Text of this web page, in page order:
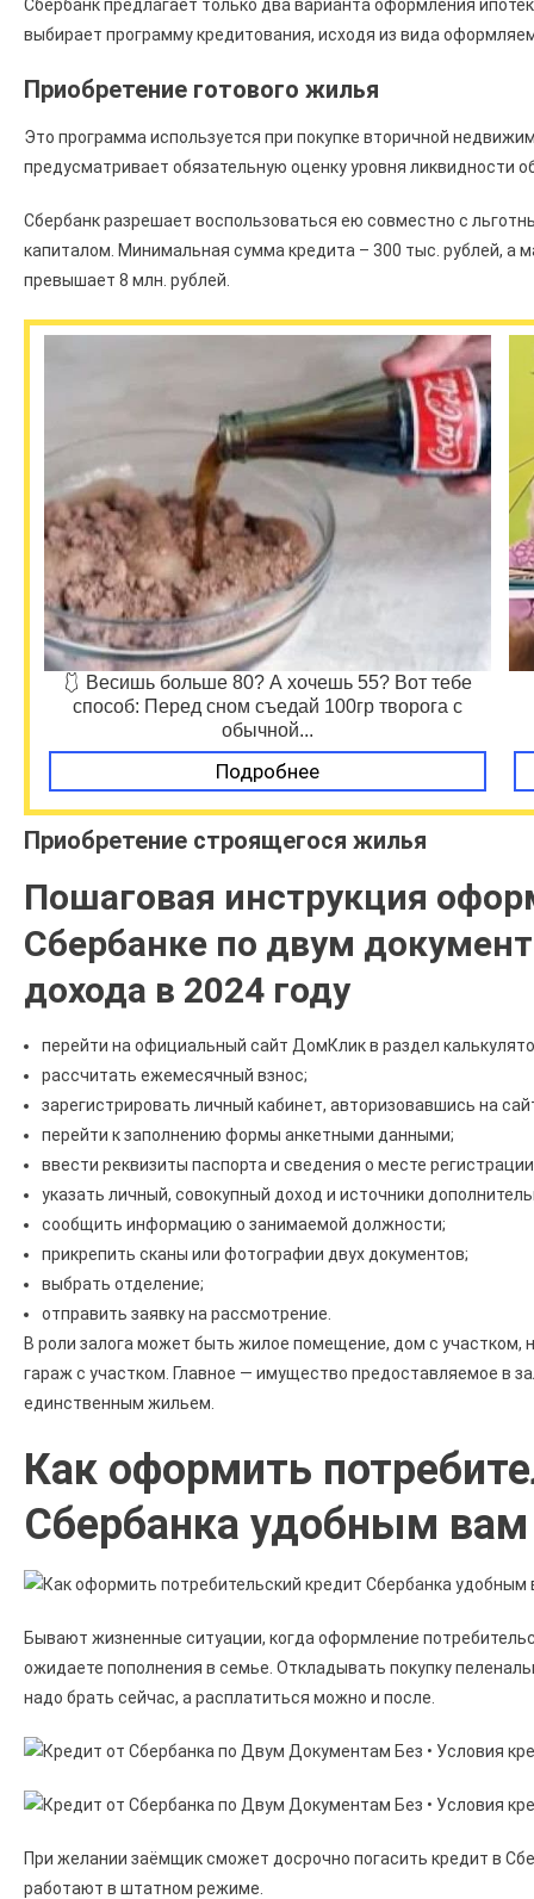
Сбербанк предлагает только два варианта оформления
выбирает программу кредитования, исходя из вида
Приобретение готового жилья
Это программа используется при покупке вторичной
предусматривает обязательную оценку уровня ликвидности
Сбербанк разрешает воспользоваться ею совместно с
капиталом. Минимальная сумма кредита – 300 тыс. рублей, а
превышает 8 млн. рублей.
🩱 Весишь больше 80? А хочешь 55? Вот тебе
способ: Перед сном съедай 100гр творога с
обычной...
Подробнее
Приобретение строящегося жилья
Пошаговая инструкция
Сбербанке по двум
дохода в 2024 году
перейти на официальный сайт ДомКлик в раздел
рассчитать ежемесячный взнос;
зарегистрировать личный кабинет, авторизовавшись на
перейти к заполнению формы анкетными данными;
ввести реквизиты паспорта и сведения о месте
указать личный, совокупный доход и источники
сообщить информацию о занимаемой должности;
прикрепить сканы или фотографии двух документов;
выбрать отделение;
отправить заявку на рассмотрение.
В роли залога может быть жилое помещение, дом с участком,
гараж с участком. Главное — имущество предоставляемое в
единственным жильем.
Как оформить
Сбербанка удобным
Бывают жизненные ситуации, когда оформление
ожидаете пополнения в семье. Откладывать покупку
надо брать сейчас, а расплатиться можно и после.
При желании заёмщик сможет досрочно погасить кредит в
работают в штатном режиме.